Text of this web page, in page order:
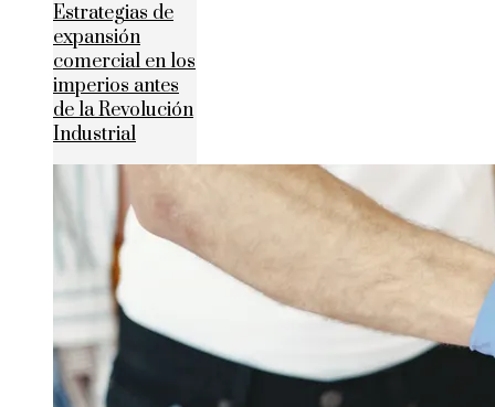
Estrategias de
expansión
comercial en los
imperios antes
de la Revolución
Industrial